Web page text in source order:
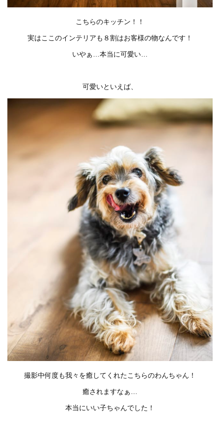
こちらのキッチン！！
実はここのインテリアも８割はお客様の物なんです！
いやぁ…本当に可愛い…
可愛いといえば、
撮影中何度も我々を癒してくれたこちらのわんちゃん！
癒されますなぁ…
本当にいい子ちゃんでした！